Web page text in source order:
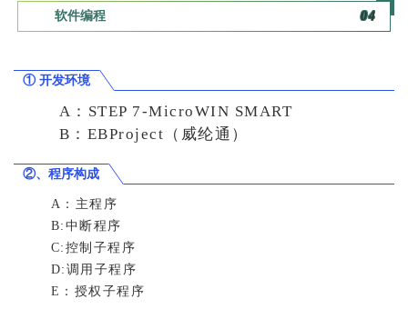
软件编程 04
① 开发环境
A：STEP 7-MicroWIN SMART
B：EBProject（威纶通）
②、程序构成
A：主程序
B:中断程序
C:控制子程序
D:调用子程序
E：授权子程序